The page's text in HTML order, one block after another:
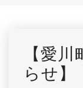
【愛
らせ】